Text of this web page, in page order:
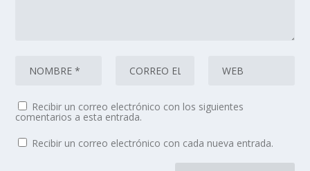
Recibir un correo electrónico con los siguientes
comentarios a esta entrada.
Recibir un correo electrónico con cada nueva entrada.